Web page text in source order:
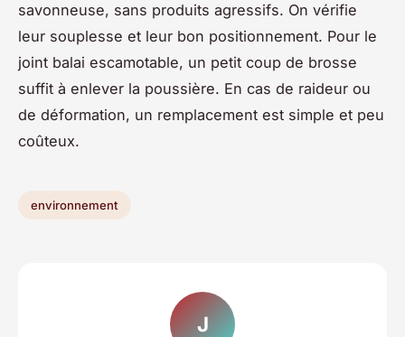
savonneuse, sans produits agressifs. On vérifie
leur souplesse et leur bon positionnement. Pour le
joint balai escamotable, un petit coup de brosse
suffit à enlever la poussière. En cas de raideur ou
de déformation, un remplacement est simple et peu
coûteux.
environnement
J